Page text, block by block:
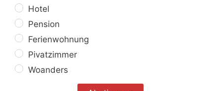
Hotel
Pension
Ferienwohnung
Pivatzimmer
Woanders